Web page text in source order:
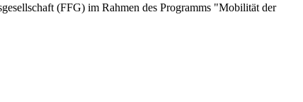
(FFG) im Rahmen des Programms "Mobilität der